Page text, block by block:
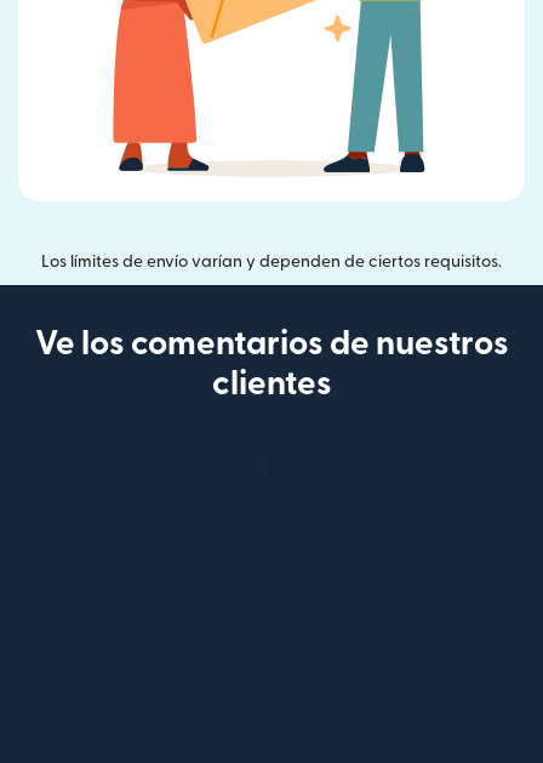
Los límites de envío varían y dependen de ciertos requisitos.
Ve los comentarios de nuestros
clientes